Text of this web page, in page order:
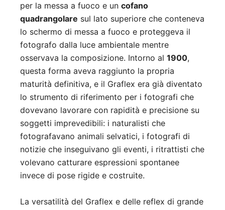
per la messa a fuoco e un cofano
quadrangolare sul lato superiore che conteneva
lo schermo di messa a fuoco e proteggeva il
fotografo dalla luce ambientale mentre
osservava la composizione. Intorno al 1900,
questa forma aveva raggiunto la propria
maturità definitiva, e il Graflex era già diventato
lo strumento di riferimento per i fotografi che
dovevano lavorare con rapidità e precisione su
soggetti imprevedibili: i naturalisti che
fotografavano animali selvatici, i fotografi di
notizie che inseguivano gli eventi, i ritrattisti che
volevano catturare espressioni spontanee
invece di pose rigide e costruite.
La versatilità del Graflex e delle reflex di grande